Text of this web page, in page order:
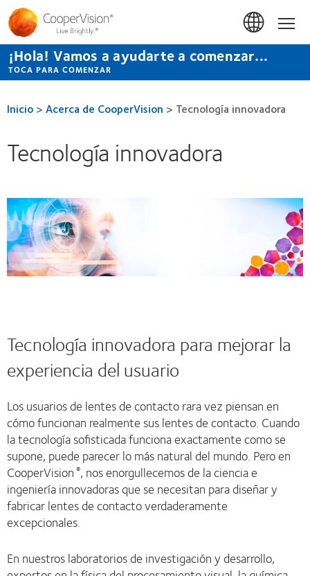
Pasar
contenido
principal
Inicio
¡Hola! Vamos a ayudarte a comenzar...
TOCA PARA COMENZAR
Inicio > Acerca de CooperVision > Tecnología innovadora
Tecnología innovadora
Tecnología innovadora para mejorar la
experiencia del usuario
Los usuarios de lentes de contacto rara vez piensan en
cómo funcionan realmente sus lentes de contacto. Cuando
la tecnología sofisticada funciona exactamente como se
supone, puede parecer lo más natural del mundo. Pero en
CooperVision ®, nos enorgullecemos de la ciencia e
ingeniería innovadoras que se necesitan para diseñar y
fabricar lentes de contacto verdaderamente
excepcionales.
En nuestros laboratorios de investigación y desarrollo,